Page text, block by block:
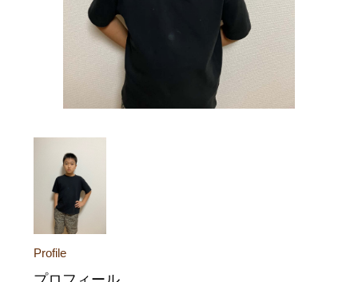
Profile